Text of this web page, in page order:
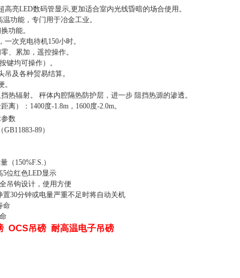
高亮LED数码管显示,更加适合室内光线昏暗的场合使用。
温功能，专门用于冶金工业。
功能。
次充电待机150小时。
、累加，遥控操作。
键均可操作）。
及各种贸易结算。
热辐射。 秤体内腔隔热防护层，进一步 阻挡热源的渗透。
离）
：1400度-1.8m，1600度-2.0m。
数
89）
（ 150%F.S. ）
红色LED显示
设计，使用方便
分钟或电量严重不足时将自动关机
命
OCS吊磅 耐高温电子吊磅